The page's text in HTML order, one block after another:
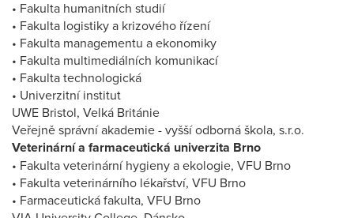
• Fakulta humanitních studií
• Fakulta logistiky a krizového řízení
• Fakulta managementu a ekonomiky
• Fakulta multimediálních komunikací
• Fakulta technologická
• Univerzitní institut
UWE Bristol, Velká Británie
Veřejně správní akademie - vyšší odborná škola, s.r.o.
Veterinární a farmaceutická univerzita Brno
• Fakulta veterinární hygieny a ekologie, VFU Brno
• Fakulta veterinárního lékařství, VFU Brno
• Farmaceutická fakulta, VFU Brno